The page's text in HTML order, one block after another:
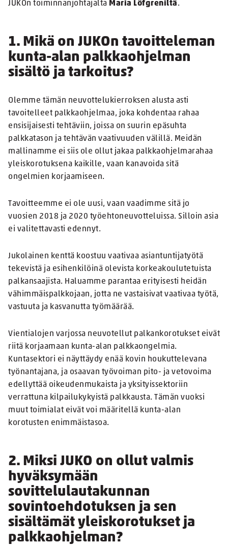
JUKOn toiminnanjohtajalta Maria Löfgreniltä.
1. Mikä on JUKOn tavoitteleman
kunta-alan palkkaohjelman
sisältö ja tarkoitus?
Olemme tämän neuvottelukierroksen alusta asti
tavoitelleet palkkaohjelmaa, joka kohdentaa rahaa
ensisijaisesti tehtäviin, joissa on suurin epäsuhta
palkkatason ja tehtävän vaativuuden välillä. Meidän
mallinamme ei siis ole ollut jakaa palkkaohjelmarahaa
yleiskorotuksena kaikille, vaan kanavoida sitä
ongelmien korjaamiseen.
Tavoitteemme ei ole uusi, vaan vaadimme sitä jo
vuosien 2018 ja 2020 työehtoneuvotteluissa. Silloin asia
ei valitettavasti edennyt.
Jukolainen kenttä koostuu vaativaa asiantuntijatyötä
tekevistä ja esihenkilöinä olevista korkeakoulutetuista
palkansaajista. Haluamme parantaa erityisesti heidän
vähimmäispalkkojaan, jotta ne vastaisivat vaativaa työtä,
vastuuta ja kasvanutta työmäärää.
Vientialojen varjossa neuvotellut palkankorotukset eivät
riitä korjaamaan kunta-alan palkkaongelmia.
Kuntasektori ei näyttäydy enää kovin houkuttelevana
työnantajana, ja osaavan työvoiman pito- ja vetovoima
edellyttää oikeudenmukaista ja yksityissektoriin
verrattuna kilpailukykyistä palkkausta. Tämän vuoksi
muut toimialat eivät voi määritellä kunta-alan
korotusten enimmäistasoa.
2. Miksi JUKO on ollut valmis
hyväksymään
sovittelulautakunnan
sovintoehdotuksen ja sen
sisältämät yleiskorotukset ja
palkkaohjelman?